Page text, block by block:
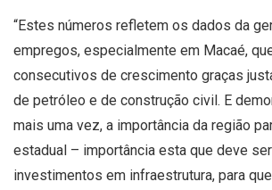
“Estes números refletem os dados da
empregos, especialmente em Macaé,
consecutivos de crescimento graças
de petróleo e de construção civil. E
mais uma vez, a importância da região
estadual – importância esta que deve
investimentos em infraestrutura, para